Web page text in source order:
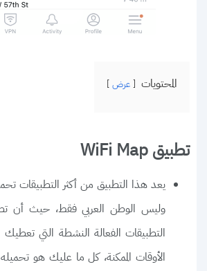
المحتويات عرض
تطبيق WiFi Map
يعد هذا التطبيق من أكثر التطبيقات
التطبيقات الفعالة النشطة التي
الأوقات الممكنة، كل ما عليك هو